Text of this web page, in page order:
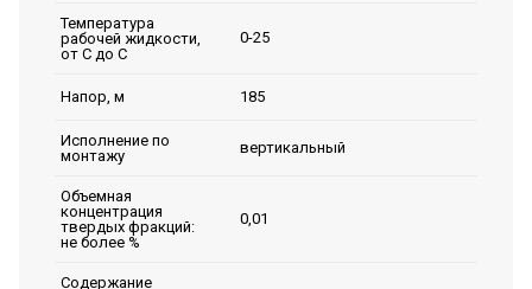
Температура
рабочей жидкости,
от С до С
0-25
Напор, м 185
Исполнение по
монтажу
вертикальный
Объемная
концентрация
твердых фракций:
не более %
0,01
Содержание